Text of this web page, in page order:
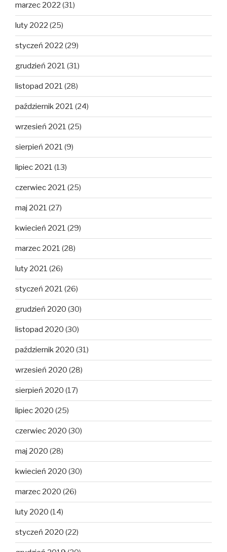
marzec 2022 (31)
luty 2022 (25)
styczeń 2022 (29)
grudzień 2021 (31)
listopad 2021 (28)
październik 2021 (24)
wrzesień 2021 (25)
sierpień 2021 (9)
lipiec 2021 (13)
czerwiec 2021 (25)
maj 2021 (27)
kwiecień 2021 (29)
marzec 2021 (28)
luty 2021 (26)
styczeń 2021 (26)
grudzień 2020 (30)
listopad 2020 (30)
październik 2020 (31)
wrzesień 2020 (28)
sierpień 2020 (17)
lipiec 2020 (25)
czerwiec 2020 (30)
maj 2020 (28)
kwiecień 2020 (30)
marzec 2020 (26)
luty 2020 (14)
styczeń 2020 (22)